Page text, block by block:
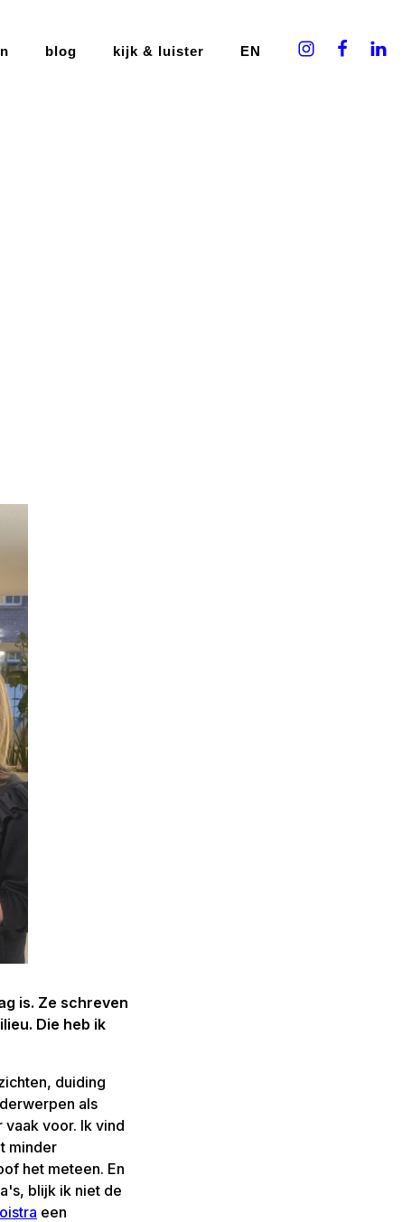
blog kijk & luister EN
is. Ze schreven
Die heb ik
duiding
als
voor. Ik vind
minder
het meteen. En
blijk ik niet de
een